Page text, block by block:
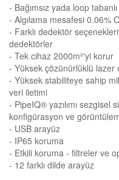
- Bağımsız yada loop
- Algılama mesafesi 0.06%
- Farklı dedektör
dedektörler
- Tek cihaz 2000m²'yi korur
- Yüksek çözünürlüklü lazer
- Yüksek stabiliteye sahip
veri iletimi
- PipeIQ® yazılımı sezgisel
konfigürasyon ve
- USB arayüz
- IP65 koruma
- Etkili koruma - filtreler ve
- 12 farklı dilde arayüz